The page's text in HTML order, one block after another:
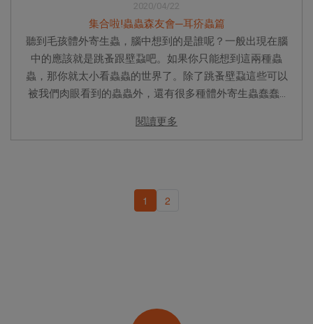
2020/04/22
集合啦!蟲蟲森友會─耳疥蟲篇
聽到毛孩體外寄生蟲，腦中想到的是誰呢？一般出現在腦
中的應該就是跳蚤跟壁蝨吧。如果你只能想到這兩種蟲
蟲，那你就太小看蟲蟲的世界了。除了跳蚤壁蝨這些可以
被我們肉眼看到的蟲蟲外，還有很多種體外寄生蟲蠢蠢...
閱讀更多
1 2